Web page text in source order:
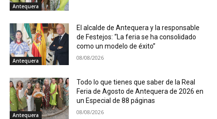
Antequera
Antequera
El alcalde de Antequera y la responsable
de Festejos: “La feria se ha consolidado
como un modelo de éxito”
08/08/2026
Antequera
Todo lo que tienes que saber de la Real
Feria de Agosto de Antequera de 2026 en
un Especial de 88 páginas
08/08/2026